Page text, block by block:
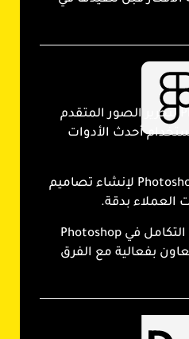
استخدام Photoshop لتحرير الصور المتقدم
أحدث الأدوات
تطبيق خبراتنا في Photoshop لإنشاء تصاميم
العملاء بدقة.
استفادة من ميزات التكامل في Photoshop
بفعالية مع الفرق